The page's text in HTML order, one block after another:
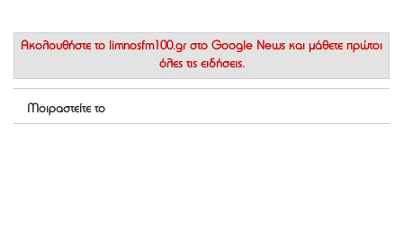
Ακολουθήστε το limnosfm100.gr στο Google News και μάθετε πρώτοι
όλες τις ειδήσεις.
Μοιραστείτε το